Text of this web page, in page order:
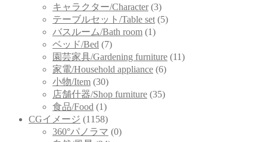
キャラクター/Character (3)
テーブルセット/Table set (5)
バスルーム/Bath room (1)
ベッド/Bed (7)
園芸家具/Gardening furniture (11)
家電/Household appliance (6)
小物/Item (30)
店舗什器/Shop furniture (35)
食品/Food (1)
CGイメージ (1158)
360°パノラマ (0)